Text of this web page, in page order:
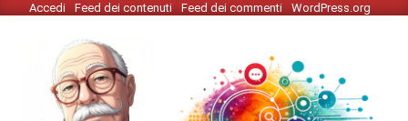
Skip Accedi Feed dei contenuti Feed dei commenti WordPress.org